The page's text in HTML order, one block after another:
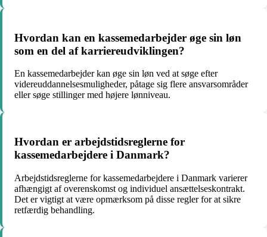
Hvordan kan en kassemedarbejder øge sin løn
som en del af karriereudviklingen?
En kassemedarbejder kan øge sin løn ved at søge efter
videreuddannelsesmuligheder, påtage sig flere ansvarsområder
eller søge stillinger med højere lønniveau.
Hvordan er arbejdstidsreglerne for
kassemedarbejdere i Danmark?
Arbejdstidsreglerne for kassemedarbejdere i Danmark varierer
afhængigt af overenskomst og individuel ansættelseskontrakt.
Det er vigtigt at være opmærksom på disse regler for at sikre
retfærdig behandling.